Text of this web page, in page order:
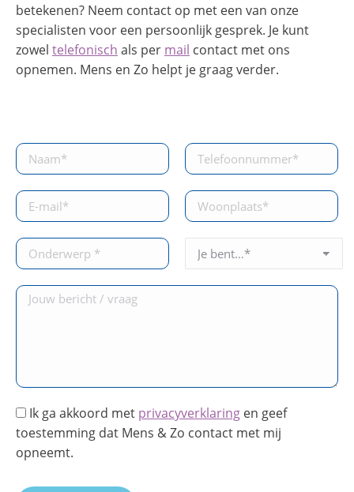
betekenen? Neem contact op met een van onze
specialisten voor een persoonlijk gesprek. Je kunt
zowel telefonisch als per mail contact met ons
opnemen. Mens en Zo helpt je graag verder.
Ik ga akkoord met privacyverklaring en geef
toestemming dat Mens & Zo contact met mij
opneemt.